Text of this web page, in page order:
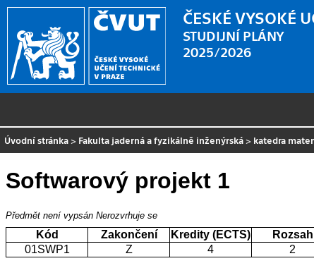
ČESKÉ VYSOKÉ
STUDIJNÍ PLÁNY
2025/2026
Úvodní stránka > Fakulta jaderná a fyzikálně inženýrská > katedra
Softwarový projekt 1
Předmět není vypsán Nerozvrhuje se
Kód Zakončení Kredity (ECTS) Rozsah
01SWP1
Z 4 2